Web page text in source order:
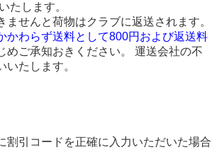
たします。
せんと荷物はクラブに返送されます。
かわらず送料として800円および返送料
めご承知おきください。 運送会社の不
たします。
引コードを正確に入力いただいた場合